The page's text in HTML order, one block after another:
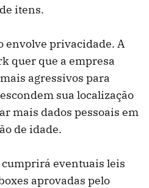
itens.
envolve privacidade. A
quer que a empresa
agressivos para
sua localização
mais dados pessoais em
de idade.
eventuais leis
aprovadas pelo